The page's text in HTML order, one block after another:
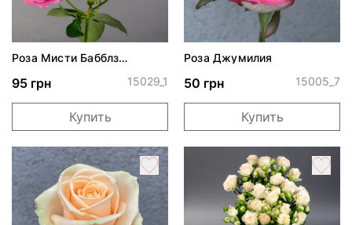
Роза Мисти Бабблз
95 грн 15029_1
Купить
Роза Джумилия
50 грн 15005_7
Купить